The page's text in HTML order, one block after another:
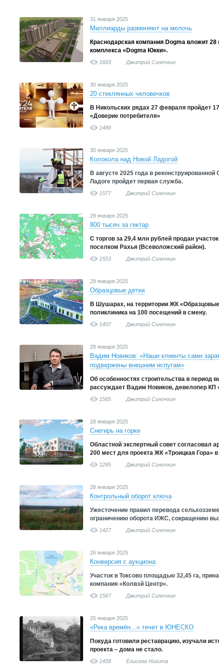
31 января 2025
Миллиарды разменяют на мелочь
Краснодарская компания Dogma вложит
комплекса «Dogma Юкки».
1663 Дмитрий Синочкин
30 января 2025
20 стеклянных человечков
В Никольских рядах 27 февраля пройдет
«Доверие потребителя»
1489
30 января 2025
Колокола над Новой Ладогой
В августе 2025 года в
Ладоге пройдет первая служба.
1577 Дмитрий Синочкин
29 января 2025
800 тысяч за гектар
С торгов за 29,4 млн рублей продан
поселком Рахья (Всеволожский район).
1553 Дмитрий Синочкин
29 января 2025
Образцовые детки
В Шушарах, на территории ЖК
поликлиника на 100 посещений в смену.
1407 Дмитрий Синочкин
28 января 2025
Вадим Новиков: «Наши клиенты сами
подвержены внешним испугам»
Об особенностях строительства в период
рассуждает Вадим Новиков, девелопер КП
1565 Дмитрий Синочкин
28 января 2025
Снегирь на горке
Областной экспертный совет согласовал
200 мест для проекта ЖК «Троицкая Гора»
1295 Дмитрий Синочкин
28 января 2025
Контрольный оборот ключа
Ужесточение правил перевода
ограничению оборота ИЖС, сокращению
1427 Дмитрий Синочкин
26 января 2025
Конверсия с аукциона
Участок в Токсово площадью 32,45 га,
компания «Колвэй Центр».
1567 Дмитрий Синочкин
25 января 2025
«Река времён...» течет в ЮНЕСКО
Покуда готовили реставрацию, изучали
проекта – дома не стало.
1458 Елисеев Никита